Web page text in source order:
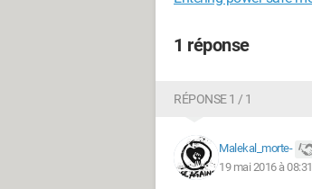
1 réponse
RÉPONSE 1 / 1
Malekal_morte-
19 mai 2016 à 08:31